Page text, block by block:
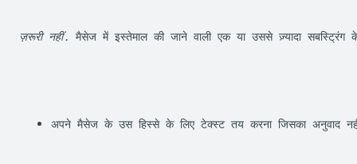
ज़रूरी नहीं. मैसेज में इस्तेमाल की जाने वाली एक या उससे ज़्यादा
अपने मैसेज के उस हिस्से के लिए टेक्स्ट तय करना जिसका अनुवाद नहीं